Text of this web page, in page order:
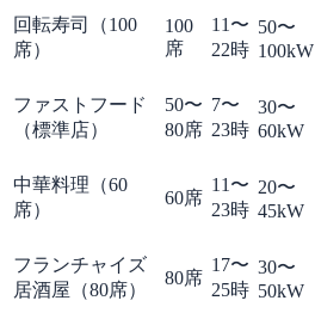
回転寿司（100
席）
100
席
11〜
22時
50〜
100kW
ファストフード
（標準店）
50〜
80席
7〜
23時
30〜
60kW
中華料理（60
席）
60席
11〜
23時
20〜
45kW
フランチャイズ
居酒屋（80席）
80席
17〜
25時
30〜
50kW